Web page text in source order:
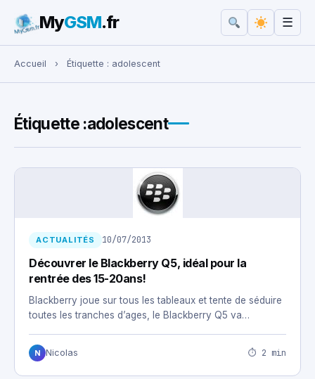
Rechercher :
MyGSM.fr ☰
Accueil › Étiquette : adolescent
Étiquette :adolescent
ACTUALITÉS 10/07/2013
Découvrer le Blackberry Q5, idéal pour la
rentrée des 15-20ans!
Blackberry joue sur tous les tableaux et tente de séduire
toutes les tranches d’ages, le Blackberry Q5 va…
N Nicolas ⏱ 2 min